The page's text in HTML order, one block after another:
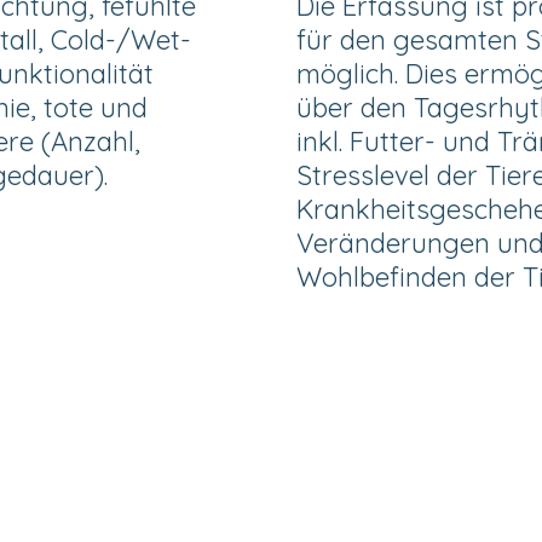
Cold-/Wet-
tote und
(Anzahl,
für den gesamten
möglich. Dies
über den
inkl. Futter- und
Stresslevel der
Veränderungen
Wohlbefinden der